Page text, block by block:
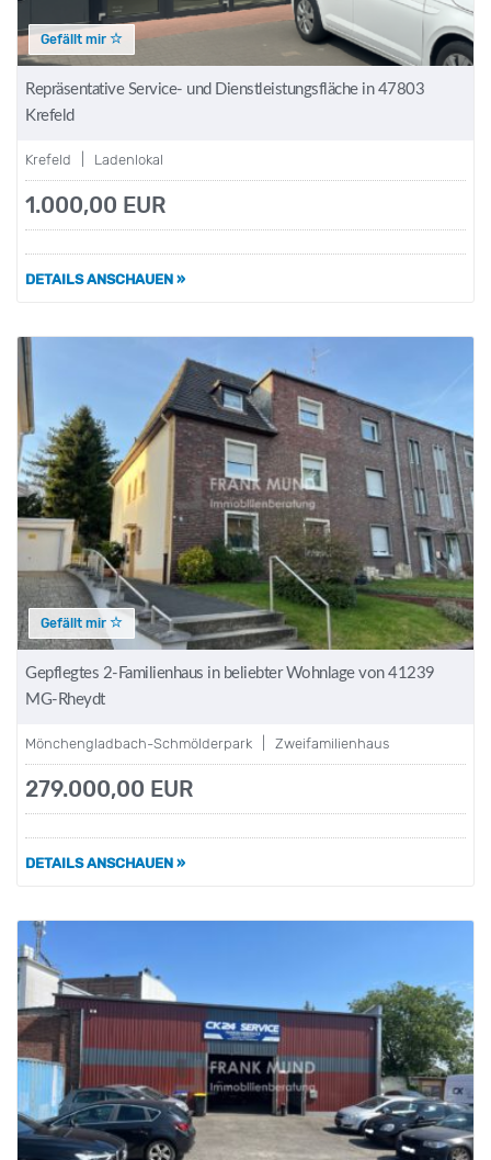
Gefällt mir
Repräsentative Service- und Dienstleistungsfläche in 47803
Krefeld
Krefeld | Ladenlokal
1.000,00 EUR
DETAILS ANSCHAUEN »
Gefällt mir
Gepflegtes 2-Familienhaus in beliebter Wohnlage von 41239
MG-Rheydt
Mönchengladbach-Schmölderpark | Zweifamilienhaus
279.000,00 EUR
DETAILS ANSCHAUEN »